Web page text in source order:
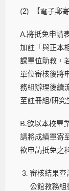
(2) 【電子郵寄
A.將抵免申請
加註「與正本
課單位助教，
單位審核後將
務組辦理後續
至註冊組/研究
B.欲以本校畢
請將成績單寄
欲申請抵免之
審核結果查
公館教務組